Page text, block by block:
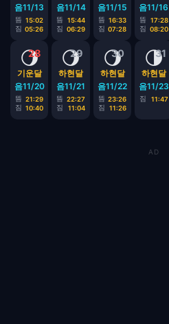
음11/13
뜸 15:02
짐 05:26
음11/14
뜸
15:44
짐 06:29
음11/15
뜸 16:33
짐 07:28
음11/16
뜸
17:28
짐 08:20
28
🌖
기운달
음11/20
뜸 21:29
짐 10:40
29
🌖
하현달
음11/21
뜸 22:27
짐
11:04
30
🌖
하현달
음11/22
뜸 23:26
짐
11:26
31
🌗
하현달
음11/23
짐 11:47
AD